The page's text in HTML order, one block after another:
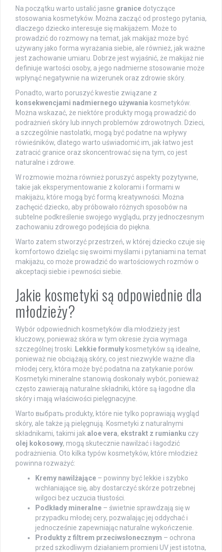
Na początku warto ustalić jasne granice dotyczące
stosowania kosmetyków. Można zacząć od prostego pytania,
dlaczego dziecko interesuje się makijażem. Może to
prowadzić do rozmowy na temat, jak makijaż może być
używany jako forma wyrażania siebie, ale również, jak ważne
jest zachowanie umiaru. Dobrze jest wyjaśnić, że makijaż nie
definiuje wartości osoby, a jego nadmierne stosowanie może
wpłynąć negatywnie na wizerunek oraz zdrowie skóry.
Ponadto, warto poruszyć kwestie związane z
konsekwencjami nadmiernego używania kosmetyków.
Można wskazać, że niektóre produkty mogą prowadzić do
podrażnień skóry lub innych problemów zdrowotnych. Dzieci,
a szczególnie nastolatki, mogą być podatne na wpływy
rówieśników, dlatego warto uświadomić im, jak łatwo jest
zatracić granice oraz skoncentrować się na tym, co jest
naturalne i zdrowe.
W rozmowie można również poruszyć aspekty pozytywne,
takie jak eksperymentowanie z kolorami i formami w
makijażu, które mogą być formą kreatywności. Można
zachęcić dziecko, aby próbowało różnych sposobów na
subtelne podkreślenie swojego wyglądu, przy jednoczesnym
zachowaniu zdrowego podejścia do piękna.
Warto zatem stworzyć przestrzeń, w której dziecko czuje się
komfortowo dzieląc się swoimi myślami i pytaniami na temat
makijażu, co może prowadzić do wartościowych rozmów o
akceptacji siebie i pewności siebie.
Jakie kosmetyki są odpowiednie dla
młodzieży?
Wybór odpowiednich kosmetyków dla młodzieży jest
kluczowy, ponieważ skóra w tym okresie życia wymaga
szczególnej troski.
Lekkie formuły kosmetyków są idealne,
ponieważ nie obciążają skóry, co jest niezwykle ważne dla
młodej cery, która może być podatna na zatykanie porów.
Kosmetyki mineralne stanowią doskonały wybór, ponieważ
często zawierają naturalne składniki, które są łagodne dla
skóry i mają właściwości pielęgnacyjne.
Warto выбрать produkty, które nie tylko poprawiają wygląd
skóry, ale także ją pielęgnują. Kosmetyki z naturalnymi
składnikami, takimi jak aloe vera, ekstrakt z rumianku czy
olej kokosowy, mogą skutecznie nawilżać i łagodzić
podrażnienia. Oto kilka typów kosmetyków, które młodzież
powinna rozważyć:
Kremy nawilżające – powinny być lekkie i szybko
wchłaniające się, aby dostarczyć skórze potrzebnej
wilgoci bez uczucia tłustości.
Podkłady mineralne – świetnie sprawdzają się w
przypadku młodej cery, pozwalając jej oddychać i
jednocześnie zapewniając naturalne wykończenie.
Produkty z filtrem przeciwsłonecznym – ochrona
przed szkodliwym działaniem promieni UV jest istotna,